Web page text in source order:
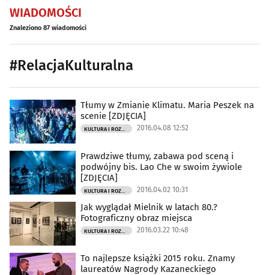
WIADOMOŚCI
Znaleziono 87 wiadomości
#RelacjaKulturalna
Tłumy w Zmianie Klimatu. Maria Peszek na
scenie [ZDJĘCIA]
2016.04.08 12:52
Prawdziwe tłumy, zabawa pod sceną i
podwójny bis. Lao Che w swoim żywiole
[ZDJĘCIA]
2016.04.02 10:31
Jak wyglądał Mielnik w latach 80.?
Fotograficzny obraz miejsca
2016.03.22 10:48
To najlepsze książki 2015 roku. Znamy
laureatów Nagrody Kazaneckiego